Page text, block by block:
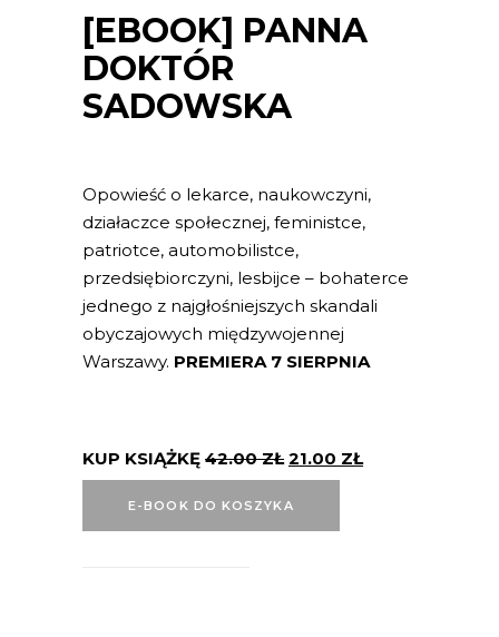
[EBOOK] PANNA
DOKTÓR
SADOWSKA
Opowieść o lekarce, naukowczyni,
działaczce społecznej, feministce,
patriotce, automobilistce,
przedsiębiorczyni, lesbijce – bohaterce
jednego z najgłośniejszych skandali
obyczajowych międzywojennej
Warszawy. PREMIERA 7 SIERPNIA
KUP KSIĄŻKĘ 42.00ZŁ 21.00 ZŁ
E-BOOK DO KOSZYKA